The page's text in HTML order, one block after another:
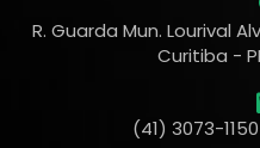
R. Guarda Mun. Lourival
Curitiba -
(41) 3073-